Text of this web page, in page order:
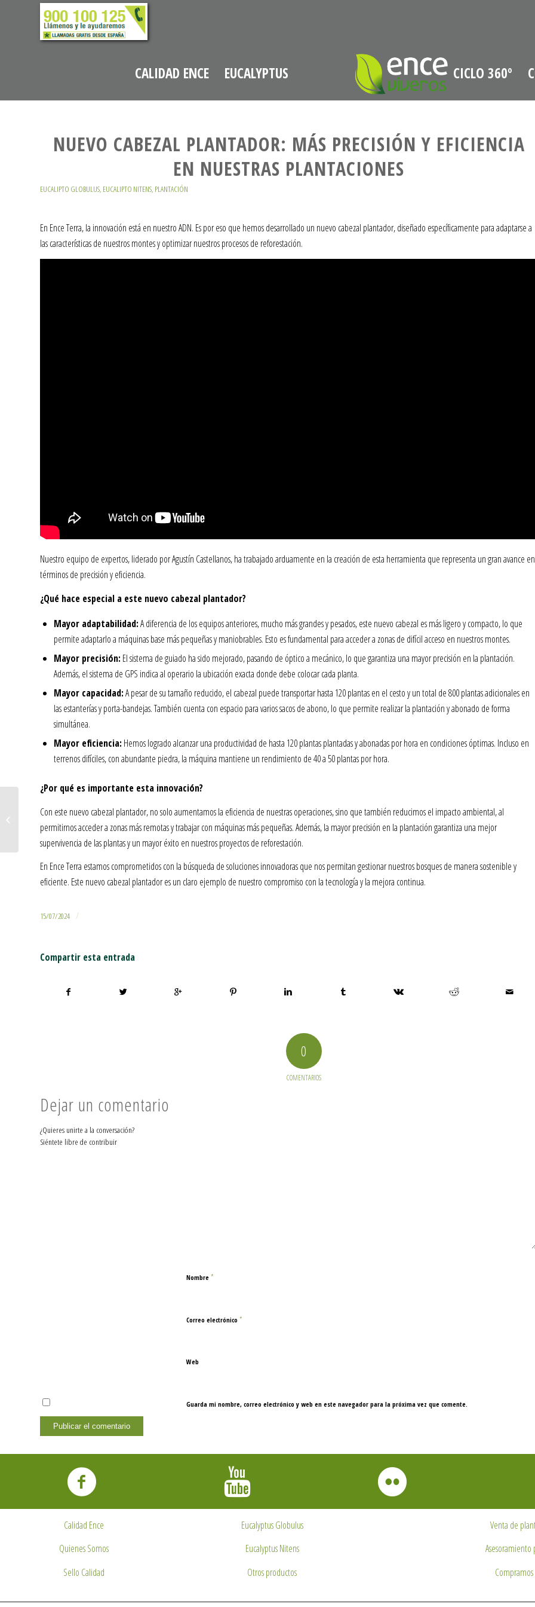
CALIDAD ENCE EUCALYPTUS CICLO 360º
NUEVO CABEZAL PLANTADOR: MÁS PRECISIÓN Y EFICIENCIA
EN NUESTRAS PLANTACIONES
EUCALIPTO GLOBULUS, EUCALIPTO NITENS, PLANTACIÓN
En Ence Terra, la innovación está en nuestro ADN. Es por eso que hemos desarrollado un nuevo cabezal plantador, diseñado específicamente para adaptarse a
las características de nuestros montes y optimizar nuestros procesos de reforestación.
Nuestro equipo de expertos, liderado por Agustín Castellanos, ha trabajado arduamente en la creación de esta herramienta que representa un gran avance en
términos de precisión y eficiencia.
¿Qué hace especial a este nuevo cabezal plantador?
Mayor adaptabilidad:A diferencia de los equipos anteriores, mucho más grandes y pesados, este nuevo cabezal es más ligero y compacto, lo que
permite adaptarlo a máquinas base más pequeñas y maniobrables. Esto es fundamental para acceder a zonas de difícil acceso en nuestros montes.
Mayor precisión:El sistema de guiado ha sido mejorado, pasando de óptico a mecánico, lo que garantiza una mayor precisión en la plantación.
Además, el sistema de GPS indica al operario la ubicación exacta donde debe colocar cada planta.
Mayor capacidad:A pesar de su tamaño reducido, el cabezal puede transportar hasta 120 plantas en el cesto y un total de 800 plantas adicionales en
las estanterías y porta-bandejas. También cuenta con espacio para varios sacos de abono, lo que permite realizar la plantación y abonado de forma
simultánea.
Mayor eficiencia:Hemos logrado alcanzar una productividad de hasta 120 plantas plantadas y abonadas por hora en condiciones óptimas. Incluso en
terrenos difíciles, con abundante piedra, la máquina mantiene un rendimiento de 40 a 50 plantas por hora.
¿Por qué es importante esta innovación?
Con este nuevo cabezal plantador, no solo aumentamos la eficiencia de nuestras operaciones, sino que también reducimos el impacto ambiental, al
permitirnos acceder a zonas más remotas y trabajar con máquinas más pequeñas. Además, la mayor precisión en la plantación garantiza una mejor
supervivencia de las plantas y un mayor éxito en nuestros proyectos de reforestación.
En Ence Terra estamos comprometidos con la búsqueda de soluciones innovadoras que nos permitan gestionar nuestros bosques de manera sostenible y
eficiente. Este nuevo cabezal plantador es un claro ejemplo de nuestro compromiso con la tecnología y la mejora continua.
15/07/2024 /
Compartir esta entrada
0
COMENTARIOS
Dejar un comentario
¿Quieres unirte a la conversación?
Siéntete libre de contribuir
Nombre *
Correo electrónico *
Web
Guarda mi nombre, correo electrónico y web en este navegador para la próxima vez que comente.
Calidad Ence
Quienes Somos
Sello Calidad
Eucalyptus Globulus
Eucalyptus Nitens
Otros productos
Venta de
Asesoramiento
Nace Ence Terra: Un nuevo compromiso con el futuro
de nuestros montes